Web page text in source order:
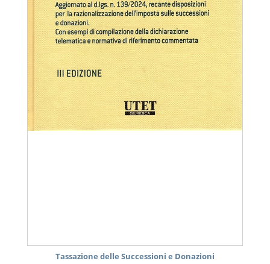
Tassazione delle Successioni e Donazioni